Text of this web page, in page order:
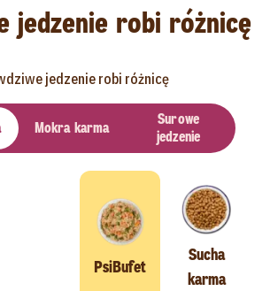
jedzenie robi różnicę
jedzenie robi różnicę
Mokra karma
Surowe
jedzenie
PsiBufet
Sucha
karma